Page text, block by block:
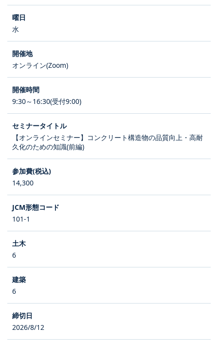
水
オンライン(Zoom)
9:30～16:30(受付9:00)
【オンラインセミナー】コンクリート構造物の品質向上・高耐
久化のための知識(前編)
14,300
101-1
6
6
2026/8/12